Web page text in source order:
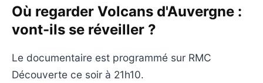
Où regarder Volcans d'Auvergne :
vont-ils se réveiller ?
Le documentaire est programmé sur RMC
Découverte ce soir à 21h10.